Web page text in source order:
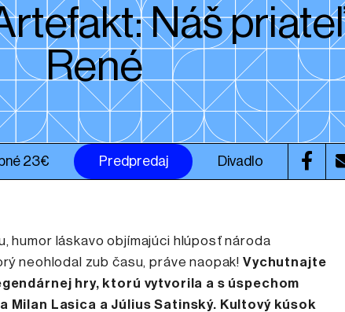
Náš priateľ
René
23€ Predpredaj Divadlo
humor láskavo objímajúci hlúposť národa
neohlodal zub času, práve naopak!Vychutnajte
hry, ktorú vytvorila a s úspechom
Milan Lasica a Július Satinský. Kultový kúsok